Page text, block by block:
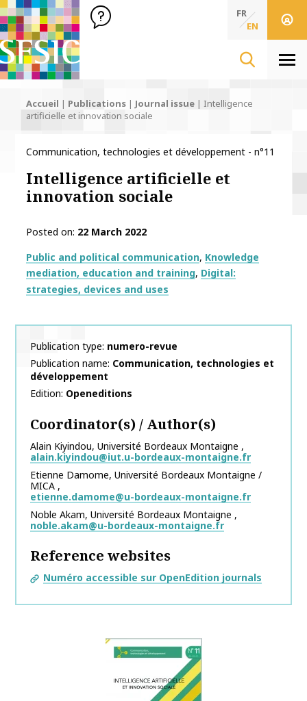
SFSIC Société Française des Sciences de l'Information & de
Société Française des Sciences de
FR
EN
Accueil | Publications | Journal issue | Intelligence
artificielle et innovation sociale
Communication, technologies et développement - n°11
Intelligence artificielle et
innovation sociale
Posted on 22 March 2022
Thématiques
Public and political communication Knowledge
mediation, education and training Digital:
strategies, devices and uses
Publication type numero-revue
Publication name Communication, technologies et
développement
Edition Openeditions
Coordinator(s) / Author(s)
Alain Kiyindou, Université Bordeaux Montaigne ,
alain.kiyindou@iut.u-bordeaux-montaigne.fr
Etienne Damome, Université Bordeaux Montaigne /
MICA ,
etienne.damome@u-bordeaux-montaigne.fr
Noble Akam, Université Bordeaux Montaigne ,
noble.akam@u-bordeaux-montaigne.fr
Reference websites
Numéro accessible sur OpenEdition journals